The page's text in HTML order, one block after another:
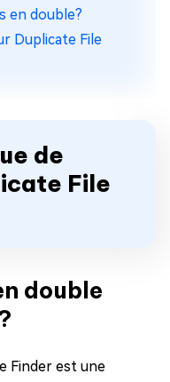
en double?
Duplicate File
de
File
double
Finder est une